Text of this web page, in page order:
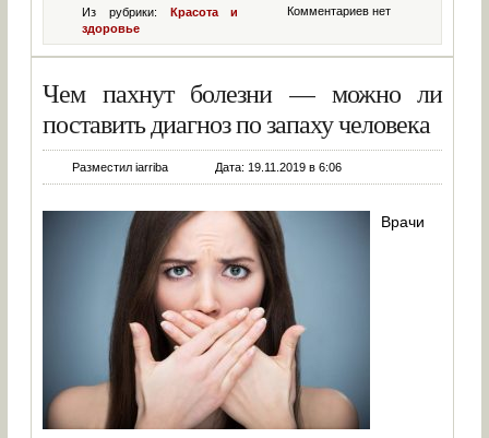
Комментариев нет
Из рубрики: Красота и
здоровье
Чем пахнут болезни — можно ли
поставить диагноз по запаху человека
Разместил iarriba Дата: 19.11.2019 в 6:06
Врачи